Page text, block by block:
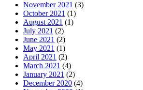
November 2021 (3)
October 2021 (1)
August 2021 (1)
July 2021 (2)
June 2021 (2)
May 2021 (1)
April 2021 (2)
March 2021 (4)
January 2021 (2)
December 2020 (4)